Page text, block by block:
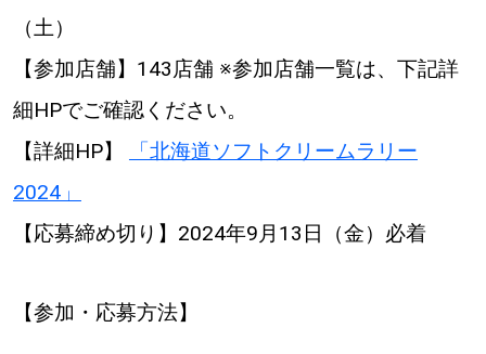
（土）
【参加店舗】143店舗 ※参加店舗一覧は、下記詳
細HPでご確認ください。
【詳細HP】
「北海道ソフトクリームラリー
2024」
【応募締め切り】2024年9月13日（金）必着
【参加・応募方法】